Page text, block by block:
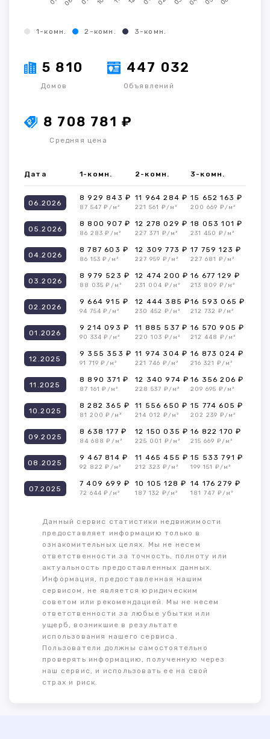
1-комн. 2-комн. 3-комн.
5 810
Домов
447 032
Объявлений
8 708 781 ₽
Средняя цена
Дата 1-комн. 2-комн. 3-комн.
06.2026
8 929 843 ₽
87 547 ₽/м²
11 964 284 ₽
221 561 ₽/м²
15 652 163 ₽
200 669 ₽/м²
05.2026
8 800 907 ₽
86 283 ₽/м²
12 278 029 ₽
227 371 ₽/м²
18 053 101 ₽
231 450 ₽/м²
04.2026
8 787 603 ₽
86 153 ₽/м²
12 309 773 ₽
227 959 ₽/м²
17 759 123 ₽
227 681 ₽/м²
03.2026
8 979 523 ₽
88 035 ₽/м²
12 474 200 ₽
231 004 ₽/м²
16 677 129 ₽
213 809 ₽/м²
02.2026
9 664 915 ₽
94 754 ₽/м²
12 444 385 ₽
230 452 ₽/м²
16 593 065 ₽
212 732 ₽/м²
01.2026
9 214 093 ₽
90 334 ₽/м²
11 885 537 ₽
220 103 ₽/м²
16 570 905 ₽
212 448 ₽/м²
12.2025
9 355 353 ₽
91 719 ₽/м²
11 974 304 ₽
221 746 ₽/м²
16 873 024 ₽
216 321 ₽/м²
11.2025
8 890 371 ₽
87 161 ₽/м²
12 340 974 ₽
228 537 ₽/м²
16 356 206 ₽
209 695 ₽/м²
10.2025
8 282 365 ₽
81 200 ₽/м²
11 556 650 ₽
214 012 ₽/м²
15 774 605 ₽
202 239 ₽/м²
09.2025
8 638 177 ₽
84 688 ₽/м²
12 150 035 ₽
225 001 ₽/м²
16 822 170 ₽
215 669 ₽/м²
08.2025
9 467 814 ₽
92 822 ₽/м²
11 465 455 ₽
212 323 ₽/м²
15 533 791 ₽
199 151 ₽/м²
07.2025
7 409 699 ₽
72 644 ₽/м²
10 105 128 ₽
187 132 ₽/м²
14 176 279 ₽
181 747 ₽/м²
Данный сервис статистики недвижимости
предоставляет информацию только в
ознакомительных целях. Мы не несем
ответственности за точность, полноту или
актуальность предоставленных данных.
Информация, предоставленная нашим
сервисом, не является юридическим
советом или рекомендацией. Мы не несем
ответственности за любые убытки или
ущерб, возникшие в результате
использования нашего сервиса.
Пользователи должны самостоятельно
проверять информацию, полученную через
наш сервис, и использовать ее на свой
страх и риск.